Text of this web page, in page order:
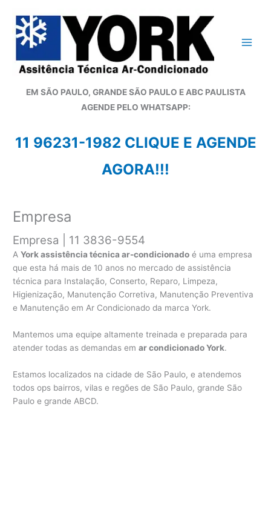
para
conteúdo
EM SÃO PAULO, GRANDE SÃO PAULO E ABC PAULISTA
AGENDE PELO WHATSAPP:
11 96231-1982 CLIQUE E AGENDE
AGORA!!!
Empresa
Empresa | 11 3836-9554
AYork assistência técnica ar-condicionado é uma empresa
que esta há mais de 10 anos no mercado de assistência
técnica para Instalação, Conserto, Reparo, Limpeza,
Higienização, Manutenção Corretiva, Manutenção Preventiva
e Manutenção em Ar Condicionado da marca York.
Mantemos uma equipe altamente treinada e preparada para
atender todas as demandas emar condicionado York.
Estamos localizados na cidade de São Paulo, e atendemos
todos ops bairros, vilas e regões de São Paulo, grande São
Paulo e grande ABCD.